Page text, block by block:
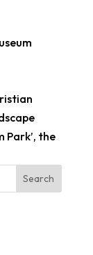
Park’, the
Search